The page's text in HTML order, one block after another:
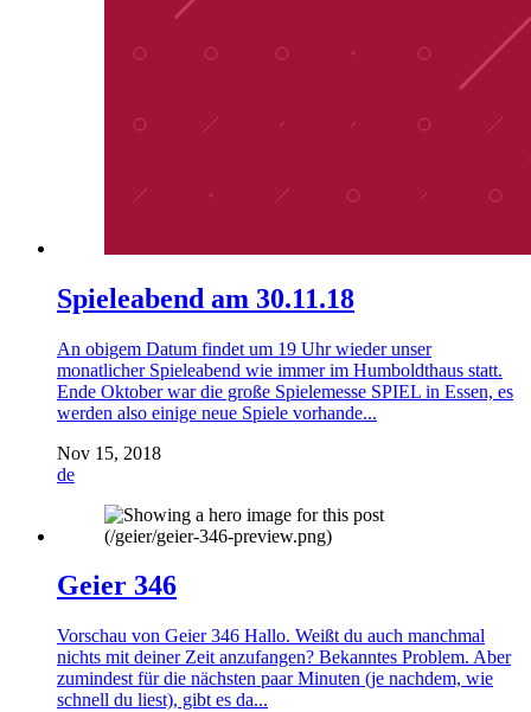
Spieleabend am 30.11.18
An obigem Datum findet um 19 Uhr wieder unser
monatlicher Spieleabend wie immer im Humboldthaus statt.
Ende Oktober war die große Spielemesse SPIEL in Essen, es
werden also einige neue Spiele vorhande...
Nov 15, 2018
de
Geier 346
Vorschau von Geier 346 Hallo. Weißt du auch manchmal
nichts mit deiner Zeit anzufangen? Bekanntes Problem. Aber
zumindest für die nächsten paar Minuten (je nachdem, wie
schnell du liest), gibt es da...